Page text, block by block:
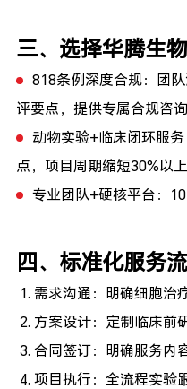
三、选择华腾生
818条例深度合规：团
评要点，提供专属合规咨询
动物实验+临床闭环服务
点，项目周期缩短30%以上
专业团队+硬核平台：
四、标准化服务
需求沟通：明确细胞治
方案设计：定制临床前
合同签订：明确服务内
项目执行：全流程实验